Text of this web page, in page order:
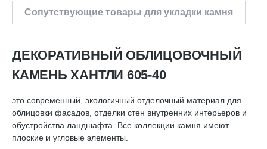
Сопутствующие товары для укладки камня
ДЕКОРАТИВНЫЙ ОБЛИЦОВОЧНЫЙ
КАМЕНЬ ХАНТЛИ 605-40
это современный, экологичный отделочный материал для
облицовки фасадов, отделки стен внутренних интерьеров и
обустройства ландшафта. Все коллекции камня имеют
плоские и угловые элементы.